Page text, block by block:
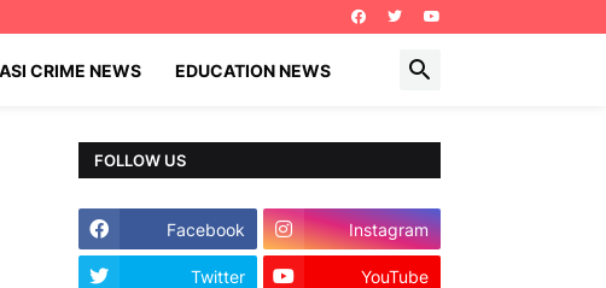
CRIME NEWS EDUCATION NEWS
FOLLOW US
Facebook Instagram
Twitter YouTube